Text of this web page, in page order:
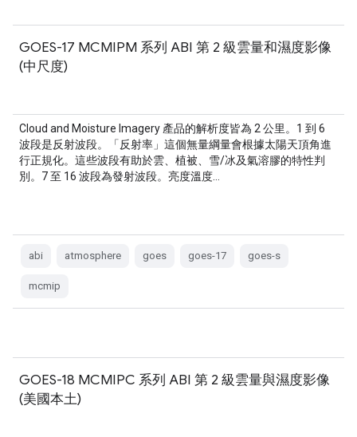
GOES-17 MCMIPM 系列 ABI 第 2 級雲量和濕度影像
(中尺度)
Cloud and Moisture Imagery 產品的解析度皆為 2 公里。1 到 6
波段是反射波段。「反射率」這個無量綱量會根據太陽天頂角進
行正規化。這些波段有助於雲、植被、雪/冰及氣溶膠的特性判
別。7 至 16 波段為發射波段。亮度溫度…
abi atmosphere goes goes-17 goes-s
mcmip
GOES-18 MCMIPC 系列 ABI 第 2 級雲量與濕度影像
(美國本土)